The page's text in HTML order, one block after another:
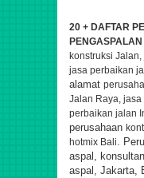
20 + DAFTAR
konstruksi
jasa perbaikan
alamat
Jalan Raya,
perbaikan jalan
perusahaan
hotmix Bali.
aspal,
aspal, Jakarta,